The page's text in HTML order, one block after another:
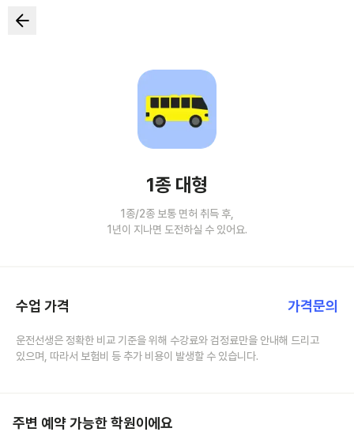
1종 대형
1종/2종 보통 면허 취득 후,
1년이 지나면 도전하실 수 있어요.
수업 가격 가격문의
운전선생은 정확한 비교 기준을 위해 수강료와 검정료만을 안내해 드리고
있으며, 따라서 보험비 등 추가 비용이 발생할 수 있습니다.
주변 예약 가능한 학원이에요